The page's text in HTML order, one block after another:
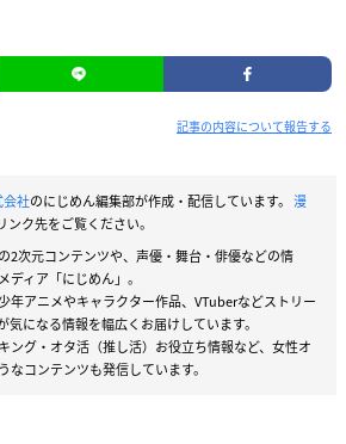
記事の内容について報告する
社のにじめん編集部が作成・配信しています。 漫
ンク先をご覧ください。
2次元コンテンツや、声優・舞台・俳優などの情
ィア「にじめん」。
年アニメやキャラクター作品、VTuberなどストリー
気になる情報を幅広くお届けしています。
ング・オタ活（推し活）お役立ち情報など、女性オ
コンテンツも発信しています。